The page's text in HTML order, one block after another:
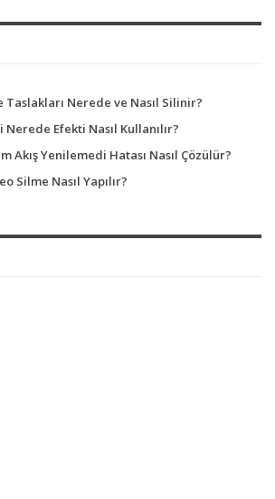
Nerede ve Nasıl Silinir?
Nerede Efekti Nasıl Kullanılır?
Akış Yenilemedi Hatası Nasıl Çözülür?
Silme Nasıl Yapılır?